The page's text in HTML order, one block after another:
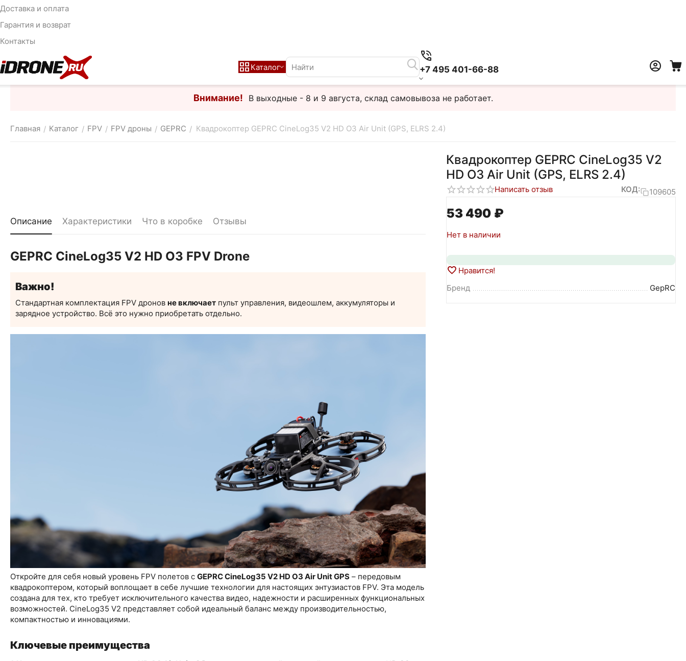
Доставка и оплата
Гарантия и возврат
Контакты
Каталог +7 495 401-66-88
Внимание! В выходные - 8 и 9 августа, склад самовывоза не работает.
Главная / Каталог / FPV / FPV дроны / GEPRC / Квадрокоптер GEPRC CineLog35 V2 HD O3 Air Unit (GPS, ELRS 2.4)
Квадрокоптер GEPRC CineLog35 V2
HD O3 Air Unit (GPS, ELRS 2.4)
Написать отзыв КОД: 109605
53 490 ₽
Нет в наличии
Нравится!
Бренд
GepRC
Описание Характеристики Что в коробке Отзывы
GEPRC CineLog35 V2 HD O3 FPV Drone
Важно!
Стандартная комплектация FPV дронов не включает пульт управления, видеошлем, аккумуляторы и
зарядное устройство. Всё это нужно приобретать отдельно.
Откройте для себя новый уровень FPV полетов с GEPRC CineLog35 V2 HD O3 Air Unit GPS – передовым
квадрокоптером, который воплощает в себе лучшие технологии для настоящих энтузиастов FPV. Эта модель
создана для тех, кто требует исключительного качества видео, надежности и расширенных функциональных
возможностей. CineLog35 V2 представляет собой идеальный баланс между производительностью,
компактностью и инновациями.
Ключевые преимущества